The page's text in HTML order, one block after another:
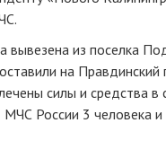
вывезена из поселка
на Правдинский
силы и средства в
МЧС России 3 человека